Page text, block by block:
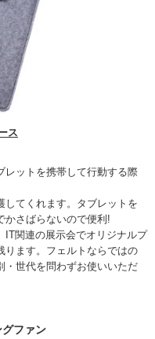
ス
レットを携帯して行動する際
してくれます。タブレットを
かさばらないので便利!
IT関連の展示会でオリジナルプ
ります。フェルトならではの
・世代を問わずお使いいただ
グファン